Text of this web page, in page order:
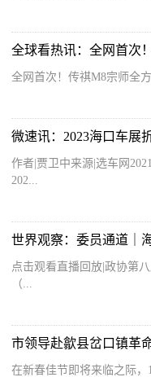
全网首次！传祺M8宗师全
微速讯：2023海口车展
作者|贾卫中来源|选车网
202...
点击观看直播回放|政协第
（...
市领导赴歙县岔口镇革
在新春佳节即将来临之际，